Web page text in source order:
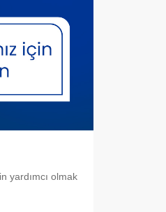
yardımcı olmak